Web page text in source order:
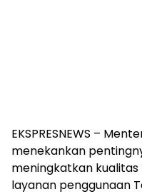
EKSPRESNEWS –
menekankan
meningkatkan
layanan penggunaan